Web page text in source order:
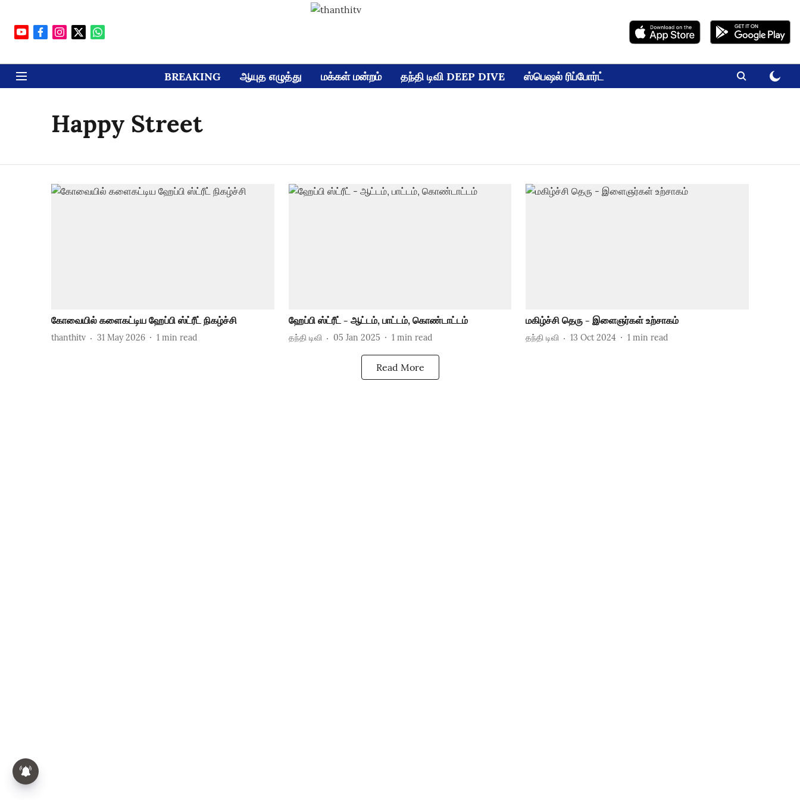
BREAKING ஆயுத எழுத்து மக்கள் மன்றம் தந்தி டிவி DEEP DIVE ஸ்பெஷல் ரிப்போர்ட்
Happy Street
கோவையில் களைகட்டிய ஹேப்பி ஸ்ட்ரீட் நிகழ்ச்சி
thanthitv 31 May 2026 1 min read
ஹேப்பி ஸ்ட்ரீட் - ஆட்டம், பாட்டம், கொண்டாட்டம்
தந்தி டிவி 05 Jan 2025 1 min read
மகிழ்ச்சி தெரு - இளைஞர்கள் உற்சாகம்
தந்தி டிவி 13 Oct 2024 1 min read
Read More